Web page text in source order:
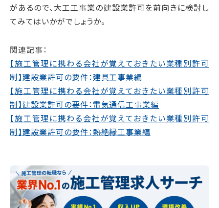
があるので、大工工事業の建設業許可を前向きに検討し
てみてはいかがでしょうか。
関連記事：
【施工管理に携わる会社が覚えておきたい業種別許可
制】建設業許可の要件：建具工事業編
【施工管理に携わる会社が覚えておきたい業種別許可
制】建設業許可の要件：電気通信工事業編
【施工管理に携わる会社が覚えておきたい業種別許可
制】建設業許可の要件：熱絶縁工事業編